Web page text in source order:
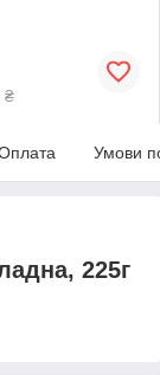
₴
Умови
225г